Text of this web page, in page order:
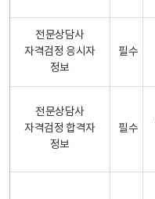
전문상담사
자격검정 응시자
정보
필수
전문상담사
자격검정 합격자
정보
필수